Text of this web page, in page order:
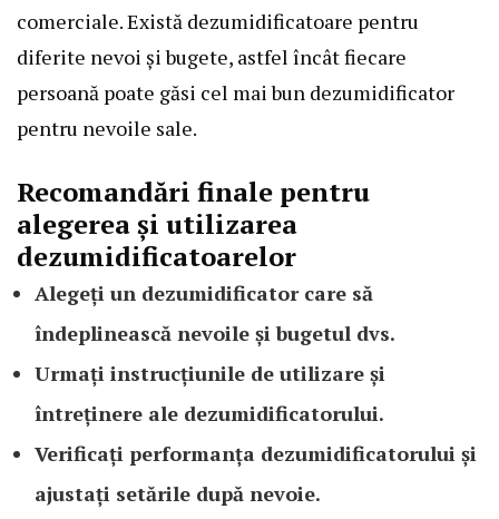
comerciale. Există dezumidificatoare pentru
diferite nevoi și bugete, astfel încât fiecare
persoană poate găsi cel mai bun dezumidificator
pentru nevoile sale.
Recomandări finale pentru
alegerea și utilizarea
dezumidificatoarelor
Alegeți un dezumidificator care să
îndeplinească nevoile și bugetul dvs.
Urmați instrucțiunile de utilizare și
întreținere ale dezumidificatorului.
Verificați performanța dezumidificatorului și
ajustați setările după nevoie.